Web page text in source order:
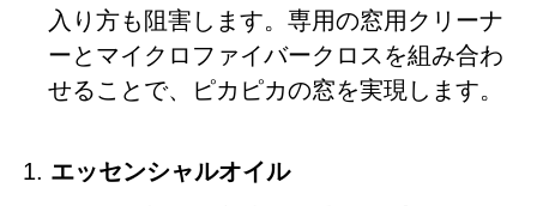
入り方も阻害します。専用の窓用クリーナ
ーとマイクロファイバークロスを組み合わ
せることで、ピカピカの窓を実現します。
エッセンシャルオイル